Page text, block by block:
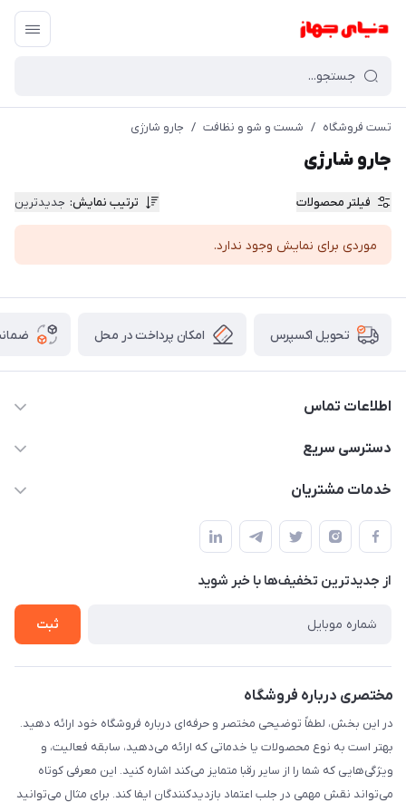
تست فروشگاه / شست و شو و نظافت / جارو شارژی
جارو شارژی
فیلتر محصولات ترتیب نمایش: جدیدترین
موردی برای نمایش وجود ندارد.
تحویل اکسپرس امکان پرداخت در محل
اطلاعات تماس
۰۲۱۰۰۰۰۰۰۰۰
دسترسی سریع
حساب کاربری
لیست محصولات
درباره ما
خدمات مشتریان
قوانین و مقررات
حریم خصوصی
راهنما
از جدید‌ترین تخفیف‌ها با‌ خبر شوید
ثبت
مختصری درباره فروشگاه
در این بخش، لطفاً توضیحی مختصر و حرفه‌ای درباره فروشگاه خود ارائه دهید.
بهتر است به نوع محصولات یا خدماتی که ارائه می‌دهید، سابقه فعالیت، و
ویژگی‌هایی که شما را از سایر رقبا متمایز می‌کند اشاره کنید. این معرفی کوتاه
می‌تواند نقش مهمی در جلب اعتماد بازدیدکنندگان ایفا کند. برای مثال می‌توانید